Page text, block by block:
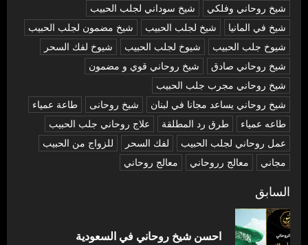
شيخ روحاني وفلكي
شيخ سوداني لجلب الحبيب
شيخ في المانيا
شيخ لجلب الحبيب
شيخ مضمون لجلب الحبيب
شيوخ جلب الحبيب
شيوخ لجلب الحبيب
شيوخ لفك السحر
شیخ روحاني صادق
شیخ روحاني قوي و مضمون
شیخ روحاني مجرب جلب الحبيب
شیخ روحاني يساعد مجانا في لبنان
شیخ روحانی
طاعة عمياء
طاعه عمياء
طرق رد المطلقة
علاج روحاني جلب الحبيب
عمل روحاني لجلب الحبيب
لفك السحر
للزواج من الحبيب
مجاني
معالج رروحاني معالج روحاني
تصفّح
المقالات
السابق
احسن شيخ روحاني في السعودية